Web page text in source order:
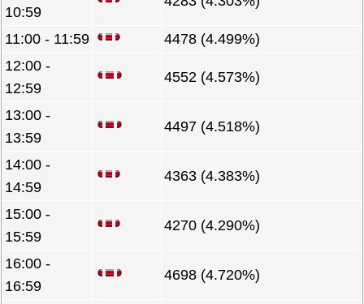
10:59
11:00 - 11:59
4478 (4.499%)
12:00 -
12:59
4552 (4.573%)
13:00 -
13:59
4497 (4.518%)
14:00 -
14:59
4363 (4.383%)
15:00 -
15:59
4270 (4.290%)
16:00 -
16:59
4698 (4.720%)